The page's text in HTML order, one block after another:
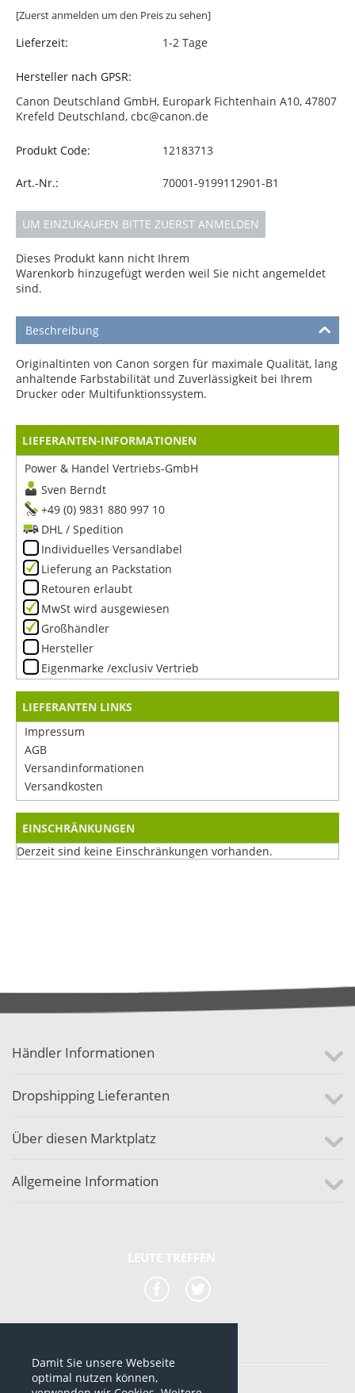
[Zuerst anmelden um den Preis zu sehen]
Lieferzeit: 1-2 Tage
Hersteller nach GPSR:
Canon Deutschland GmbH, Europark Fichtenhain A10, 47807
Krefeld Deutschland, cbc@canon.de
Produkt Code: 12183713
Art.-Nr.: 70001-9199112901-B1
UM EINZUKAUFEN BITTE ZUERST ANMELDEN
Dieses Produkt kann nicht Ihrem
Warenkorb hinzugefügt werden weil Sie nicht angemeldet
sind.
Beschreibung
Originaltinten von Canon sorgen für maximale Qualität, lang
anhaltende Farbstabilität und Zuverlässigkeit bei Ihrem
Drucker oder Multifunktionssystem.
LIEFERANTEN-INFORMATIONEN
Power & Handel Vertriebs-GmbH
Sven Berndt
+49 (0) 9831 880 997 10
DHL / Spedition
Individuelles Versandlabel
Lieferung an Packstation
Retouren erlaubt
MwSt wird ausgewiesen
Großhändler
Hersteller
Eigenmarke /exclusiv Vertrieb
LIEFERANTEN LINKS
Impressum
AGB
Versandinformationen
Versandkosten
EINSCHRÄNKUNGEN
Derzeit sind keine Einschränkungen vorhanden.
Händler Informationen
Dropshipping Lieferanten
Über diesen Marktplatz
Allgemeine Information
*alle Preise sind netto Preise
Damit Sie unsere Webseite
optimal nutzen können,